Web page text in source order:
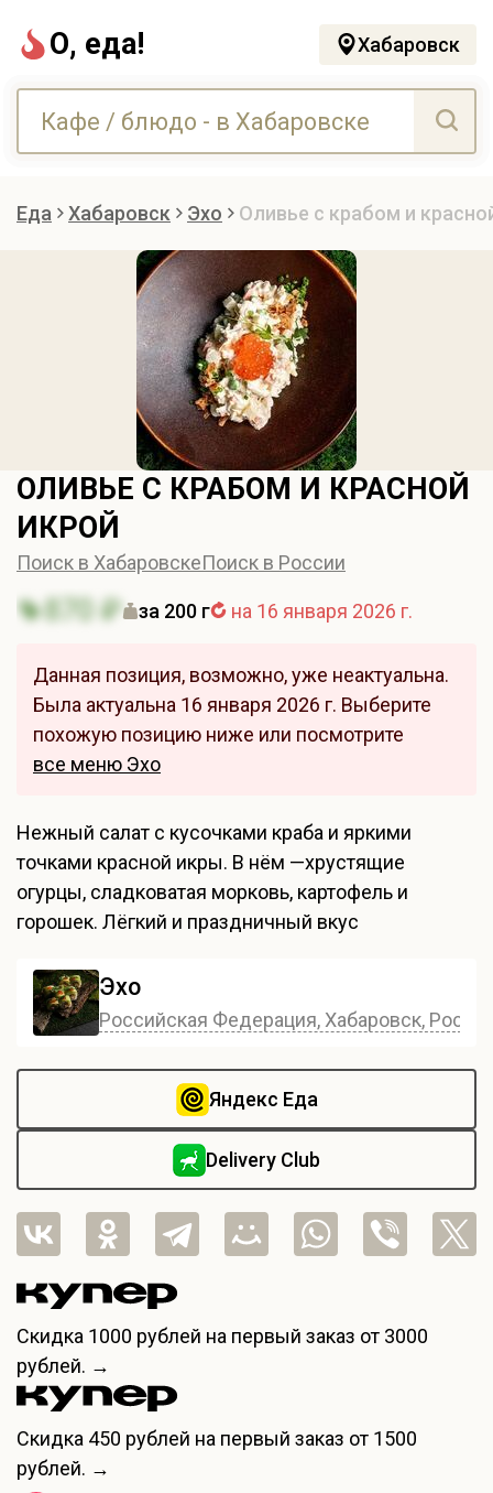
О, еда! Хабаровск
Еда Хабаровск Эхо Оливье с крабом и
ОЛИВЬЕ С КРАБОМ И КРАСНОЙ
ИКРОЙ
Поиск в ХабаровскеПоиск в России
870 ₽ за 200 г на 16 января 2026 г.
Данная позиция, возможно, уже неактуальна.
Была актуальна 16 января 2026 г. Выберите
похожую позицию ниже или посмотрите
все меню Эхо
Нежный салат с кусочками краба и яркими
точками красной икры. В нём —хрустящие
огурцы, сладковатая морковь, картофель и
горошек. Лёгкий и праздничный вкус
Эхо
Российская Федерация, Хабаровск,
Яндекс Еда
Delivery Club
Скидка 1000 рублей на первый заказ от 3000
рублей. →
Скидка 450 рублей на первый заказ от 1500
рублей. →